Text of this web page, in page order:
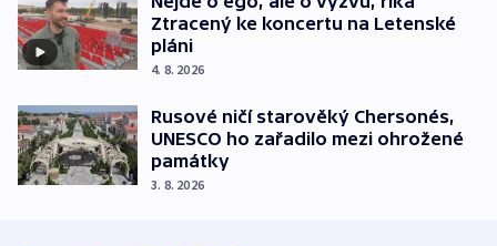
Ztracený ke koncertu na Letenské
pláni
4. 8. 2026
Rusové ničí starověký Chersonés,
UNESCO ho zařadilo mezi ohrožené
památky
3. 8. 2026